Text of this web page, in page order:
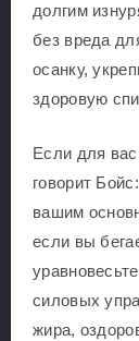
долгим
без вреда
осанку,
здоровую
Если для
говорит
вашим
если вы
силовых
жира,